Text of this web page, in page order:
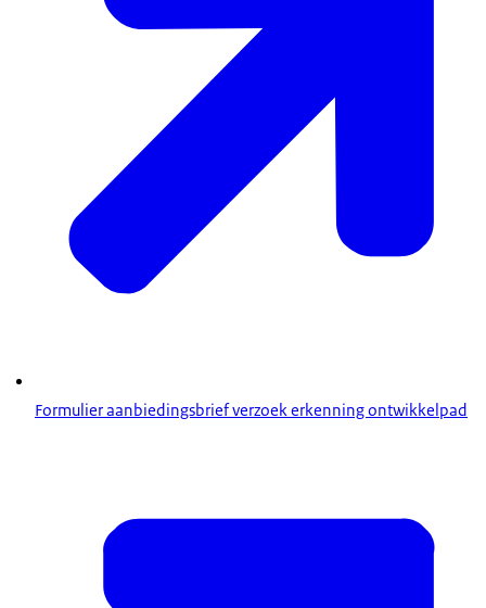
Formulier aanbiedingsbrief verzoek erkenning ontwikkelpad